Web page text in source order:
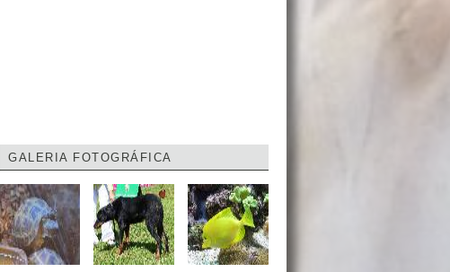
GALERIA FOTOGRÁFICA